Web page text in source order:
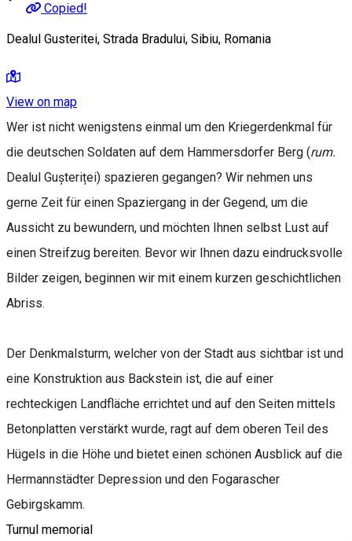
Copied!
Dealul Gusteritei, Strada Bradului, Sibiu, Romania
View on map
Wer ist nicht wenigstens einmal um den Kriegerdenkmal für
die deutschen Soldaten auf dem Hammersdorfer Berg (rum.
Dealul Gușteriței) spazieren gegangen? Wir nehmen uns
gerne Zeit für einen Spaziergang in der Gegend, um die
Aussicht zu bewundern, und möchten Ihnen selbst Lust auf
einen Streifzug bereiten. Bevor wir Ihnen dazu eindrucksvolle
Bilder zeigen, beginnen wir mit einem kurzen geschichtlichen
Abriss.
Der Denkmalsturm, welcher von der Stadt aus sichtbar ist und
eine Konstruktion aus Backstein ist, die auf einer
rechteckigen Landfläche errichtet und auf den Seiten mittels
Betonplatten verstärkt wurde, ragt auf dem oberen Teil des
Hügels in die Höhe und bietet einen schönen Ausblick auf die
Hermannstädter Depression und den Fogarascher
Gebirgskamm.
Turnul memorial